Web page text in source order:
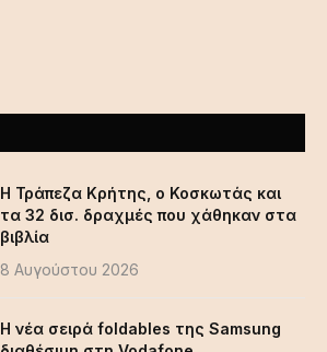
Η Τράπεζα Κρήτης, ο Κοσκωτάς και
τα 32 δισ. δραχμές που χάθηκαν στα
βιβλία
8 Αυγούστου 2026
Η νέα σειρά foldables της Samsung